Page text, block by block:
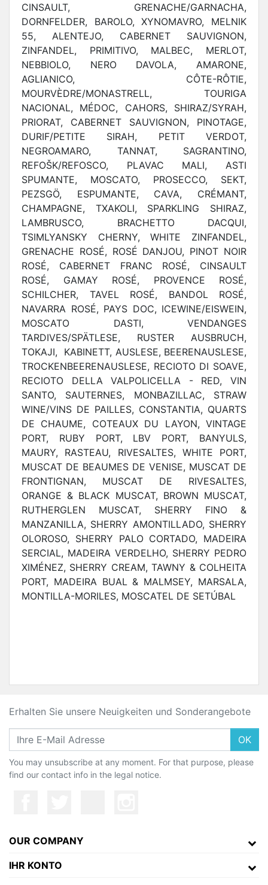
CINSAULT, GRENACHE/GARNACHA,
DORNFELDER, BAROLO, XYNOMAVRO, MELNIK
55, ALENTEJO, CABERNET SAUVIGNON,
ZINFANDEL, PRIMITIVO, MALBEC, MERLOT,
NEBBIOLO, NERO DAVOLA, AMARONE,
AGLIANICO, CÔTE-RÔTIE,
MOURVÈDRE/MONASTRELL, TOURIGA
NACIONAL, MÉDOC, CAHORS, SHIRAZ/SYRAH,
PRIORAT, CABERNET SAUVIGNON, PINOTAGE,
DURIF/PETITE SIRAH, PETIT VERDOT,
NEGROAMARO, TANNAT, SAGRANTINO,
REFOŠK/REFOSCO, PLAVAC MALI, ASTI
SPUMANTE, MOSCATO, PROSECCO, SEKT,
PEZSGÖ, ESPUMANTE, CAVA, CRÉMANT,
CHAMPAGNE, TXAKOLI, SPARKLING SHIRAZ,
LAMBRUSCO, BRACHETTO DACQUI,
TSIMLYANSKY CHERNY, WHITE ZINFANDEL,
GRENACHE ROSÉ, ROSÉ DANJOU, PINOT NOIR
ROSÉ, CABERNET FRANC ROSÉ, CINSAULT
ROSÉ, GAMAY ROSÉ, PROVENCE ROSÉ,
SCHILCHER, TAVEL ROSÉ, BANDOL ROSÉ,
NAVARRA ROSÉ, PAYS DOC, ICEWINE/EISWEIN,
MOSCATO DASTI, VENDANGES
TARDIVES/SPÄTLESE, RUSTER AUSBRUCH,
TOKAJI, KABINETT, AUSLESE, BEERENAUSLESE,
TROCKENBEERENAUSLESE, RECIOTO DI SOAVE,
RECIOTO DELLA VALPOLICELLA - RED, VIN
SANTO, SAUTERNES, MONBAZILLAC, STRAW
WINE/VINS DE PAILLES, CONSTANTIA, QUARTS
DE CHAUME, COTEAUX DU LAYON, VINTAGE
PORT, RUBY PORT, LBV PORT, BANYULS,
MAURY, RASTEAU, RIVESALTES, WHITE PORT,
MUSCAT DE BEAUMES DE VENISE, MUSCAT DE
FRONTIGNAN, MUSCAT DE RIVESALTES,
ORANGE & BLACK MUSCAT, BROWN MUSCAT,
RUTHERGLEN MUSCAT, SHERRY FINO &
MANZANILLA, SHERRY AMONTILLADO, SHERRY
OLOROSO, SHERRY PALO CORTADO, MADEIRA
SERCIAL, MADEIRA VERDELHO, SHERRY PEDRO
XIMÉNEZ, SHERRY CREAM, TAWNY & COLHEITA
PORT, MADEIRA BUAL & MALMSEY, MARSALA,
MONTILLA-MORILES, MOSCATEL DE SETÚBAL
Erhalten Sie unsere Neuigkeiten und Sonderangebote
OK
You may unsubscribe at any moment. For that purpose, please
find our contact info in the legal notice.
OUR COMPANY
IHR KONTO